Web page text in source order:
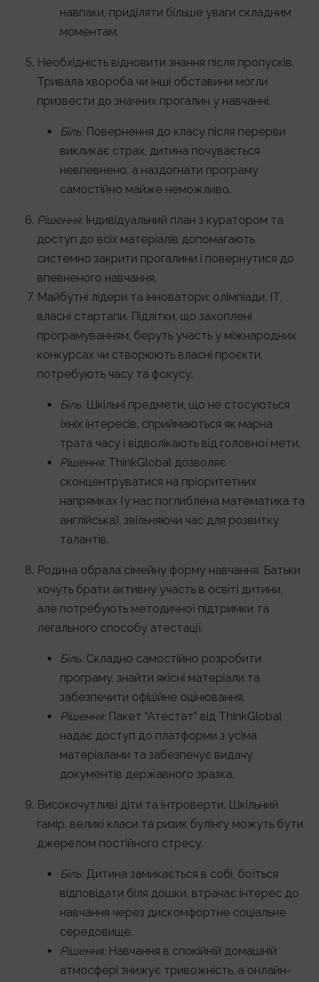
навпаки, приділяти більше уваги складним
моментам.
Необхідність відновити знання після пропусків.
Тривала хвороба чи інші обставини могли
призвести до значних прогалин у навчанні.
Біль:Повернення до класу після перерви
викликає страх, дитина почувається
невпевнено, а наздогнати програму
самостійно майже неможливо.
Рішення:Індивідуальний план з куратором та
доступ до всіх матеріалів допомагають
системно закрити прогалини і повернутися до
впевненого навчання.
Майбутні лідери та інноватори: олімпіади, ІТ,
власні стартапи. Підлітки, що захоплені
програмуванням, беруть участь у міжнародних
конкурсах чи створюють власні проєкти,
потребують часу та фокусу.
Біль:Шкільні предмети, що не стосуються
їхніх інтересів, сприймаються як марна
трата часу і відволікають від головної мети.
Рішення:ThinkGlobal дозволяє
сконцентруватися на пріоритетних
напрямках (у нас поглиблена математика та
англійська), звільняючи час для розвитку
талантів.
Родина обрала сімейну форму навчання. Батьки
хочуть брати активну участь в освіті дитини,
але потребують методичної підтримки та
легального способу атестації.
Біль:Складно самостійно розробити
програму, знайти якісні матеріали та
забезпечити офіційне оцінювання.
Рішення:Пакет “Атестат” від ThinkGlobal
надає доступ до платформи з усіма
матеріалами та забезпечує видачу
документів державного зразка.
Високочутливі діти та інтроверти. Шкільний
гамір, великі класи та ризик булінгу можуть бути
джерелом постійного стресу.
Біль:Дитина замикається в собі, боїться
відповідати біля дошки, втрачає інтерес до
навчання через дискомфортне соціальне
середовище.
Рішення:Навчання в спокійній домашній
атмосфері знижує тривожність, а онлайн-